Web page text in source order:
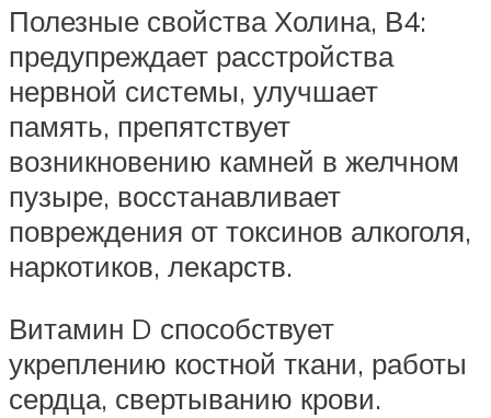
Полезные свойства Холина, В4:
предупреждает расстройства
нервной системы, улучшает
память, препятствует
возникновению камней в желчном
пузыре, восстанавливает
повреждения от токсинов алкоголя,
наркотиков, лекарств.
Витамин D способствует
укреплению костной ткани, работы
сердца, свертыванию крови.